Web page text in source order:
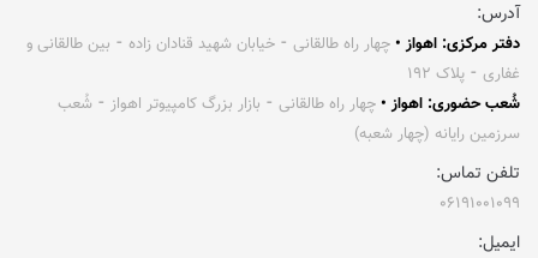
آدرس:
دفتر مرکزی: اهواز • چهار راه طالقانی ⁃ خیابان شهید قنادان زاده ⁃ بین طالقانی و
غفاری ⁃ پلاک ۱۹۲
شُعب حضوری: اهواز • چهار راه طالقانی ⁃ بازار بزرگ کامپیوتر اهواز ⁃ شُعب
سرزمین رایانه (چهار شعبه)
تلفن تماس:
۰۶۱۹۱۰۰۱۰۹۹
ایمیل: